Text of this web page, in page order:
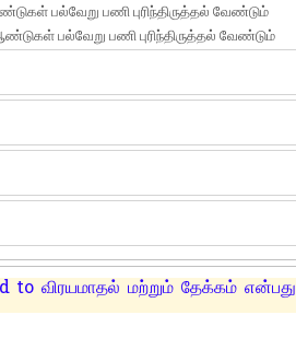
பல்வேறு பணி புரிந்திருத்தல் வேண்டும்
பல்வேறு பணி புரிந்திருத்தல் வேண்டும்
விரயமாதல் மற்றும் தேக்கம் என்பது